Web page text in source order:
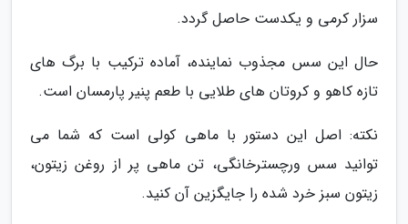
سزار کرمی و یکدست حاصل گردد.
حال این سس مجذوب نماینده، آماده ترکیب با برگ های
تازه کاهو و کروتان های طلایی با طعم پنیر پارمسان است.
نکته: اصل این دستور با ماهی کولی است که شما می
توانید سس ورچسترخانگی، تن ماهی پر از روغن زیتون،
زیتون سبز خرد شده را جایگزین آن کنید.